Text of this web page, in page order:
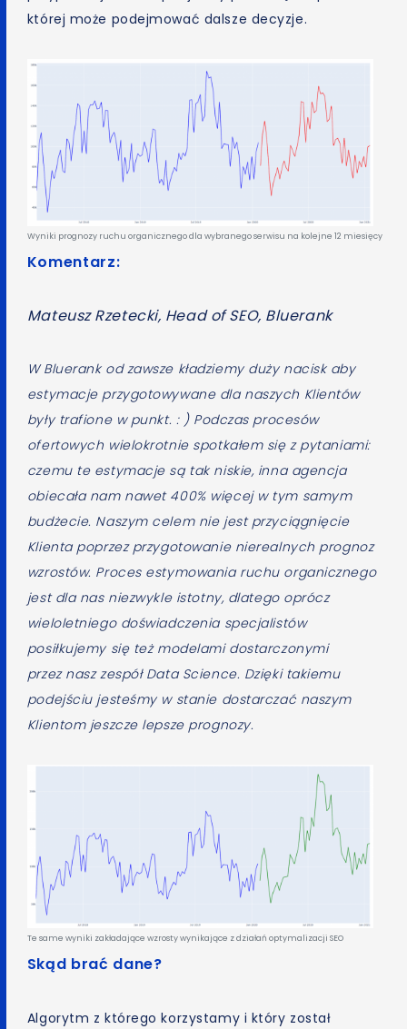
której może podejmować dalsze decyzje.
Wyniki prognozy ruchu organicznego dla wybranego serwisu na kolejne 12 miesięcy
Komentarz:
Mateusz Rzetecki, Head of SEO, Bluerank
W Bluerank od zawsze kładziemy duży nacisk aby
estymacje przygotowywane dla naszych Klientów
były trafione w punkt. : ) Podczas procesów
ofertowych wielokrotnie spotkałem się z pytaniami:
czemu te estymacje są tak niskie, inna agencja
obiecała nam nawet 400% więcej w tym samym
budżecie. Naszym celem nie jest przyciągnięcie
Klienta poprzez przygotowanie nierealnych prognoz
wzrostów. Proces estymowania ruchu organicznego
jest dla nas niezwykle istotny, dlatego oprócz
wieloletniego doświadczenia specjalistów
posiłkujemy się też modelami dostarczonymi
przez nasz zespół Data Science. Dzięki takiemu
podejściu jesteśmy w stanie dostarczać naszym
Klientom jeszcze lepsze prognozy.
Te same wyniki zakładające wzrosty wynikające z działań optymalizacji SEO
Skąd brać dane?
Algorytm z którego korzystamy i który został